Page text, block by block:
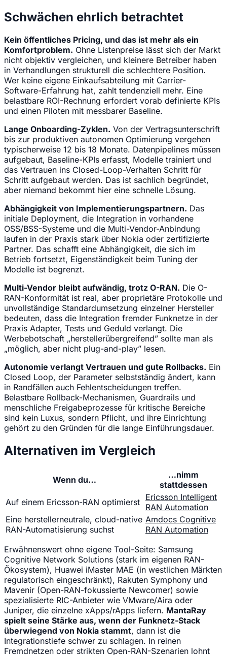
Schwächen ehrlich betrachtet
Kein öffentliches Pricing, und das ist mehr als ein
Komfortproblem. Ohne Listenpreise lässt sich der Markt
nicht objektiv vergleichen, und kleinere Betreiber haben
in Verhandlungen strukturell die schlechtere Position.
Wer keine eigene Einkaufsabteilung mit Carrier-
Software-Erfahrung hat, zahlt tendenziell mehr. Eine
belastbare ROI-Rechnung erfordert vorab definierte KPIs
und einen Piloten mit messbarer Baseline.
Lange Onboarding-Zyklen. Von der Vertragsunterschrift
bis zur produktiven autonomen Optimierung vergehen
typischerweise 12 bis 18 Monate. Datenpipelines müssen
aufgebaut, Baseline-KPIs erfasst, Modelle trainiert und
das Vertrauen ins Closed-Loop-Verhalten Schritt für
Schritt aufgebaut werden. Das ist sachlich begründet,
aber niemand bekommt hier eine schnelle Lösung.
Abhängigkeit von Implementierungspartnern. Das
initiale Deployment, die Integration in vorhandene
OSS/BSS-Systeme und die Multi-Vendor-Anbindung
laufen in der Praxis stark über Nokia oder zertifizierte
Partner. Das schafft eine Abhängigkeit, die sich im
Betrieb fortsetzt, Eigenständigkeit beim Tuning der
Modelle ist begrenzt.
Multi-Vendor bleibt aufwändig, trotz O-RAN. Die O-
RAN-Konformität ist real, aber proprietäre Protokolle und
unvollständige Standardumsetzung einzelner Hersteller
bedeuten, dass die Integration fremder Funknetze in der
Praxis Adapter, Tests und Geduld verlangt. Die
Werbebotschaft „herstellerübergreifend” sollte man als
„möglich, aber nicht plug-and-play” lesen.
Autonomie verlangt Vertrauen und gute Rollbacks. Ein
Closed Loop, der Parameter selbstständig ändert, kann
in Randfällen auch Fehlentscheidungen treffen.
Belastbare Rollback-Mechanismen, Guardrails und
menschliche Freigabeprozesse für kritische Bereiche
sind kein Luxus, sondern Pflicht, und ihre Einrichtung
gehört zu den Gründen für die lange Einführungsdauer.
Alternativen im Vergleich
Wenn du…
…nimm
stattdessen
Auf einem Ericsson-RAN optimierst Ericsson Intelligent
RAN Automation
Eine herstellerneutrale, cloud-native
RAN-Automatisierung suchst
Amdocs Cognitive
RAN Automation
Erwähnenswert ohne eigene Tool-Seite: Samsung
Cognitive Network Solutions (stark im eigenen RAN-
Ökosystem), Huawei iMaster MAE (in westlichen Märkten
regulatorisch eingeschränkt), Rakuten Symphony und
Mavenir (Open-RAN-fokussierte Newcomer) sowie
spezialisierte RIC-Anbieter wie VMware/Aira oder
Juniper, die einzelne xApps/rApps liefern. MantaRay
spielt seine Stärke aus, wenn der Funknetz-Stack
überwiegend von Nokia stammt, dann ist die
Integrationstiefe schwer zu schlagen. In reinen
Fremdnetzen oder strikten Open-RAN-Szenarien lohnt